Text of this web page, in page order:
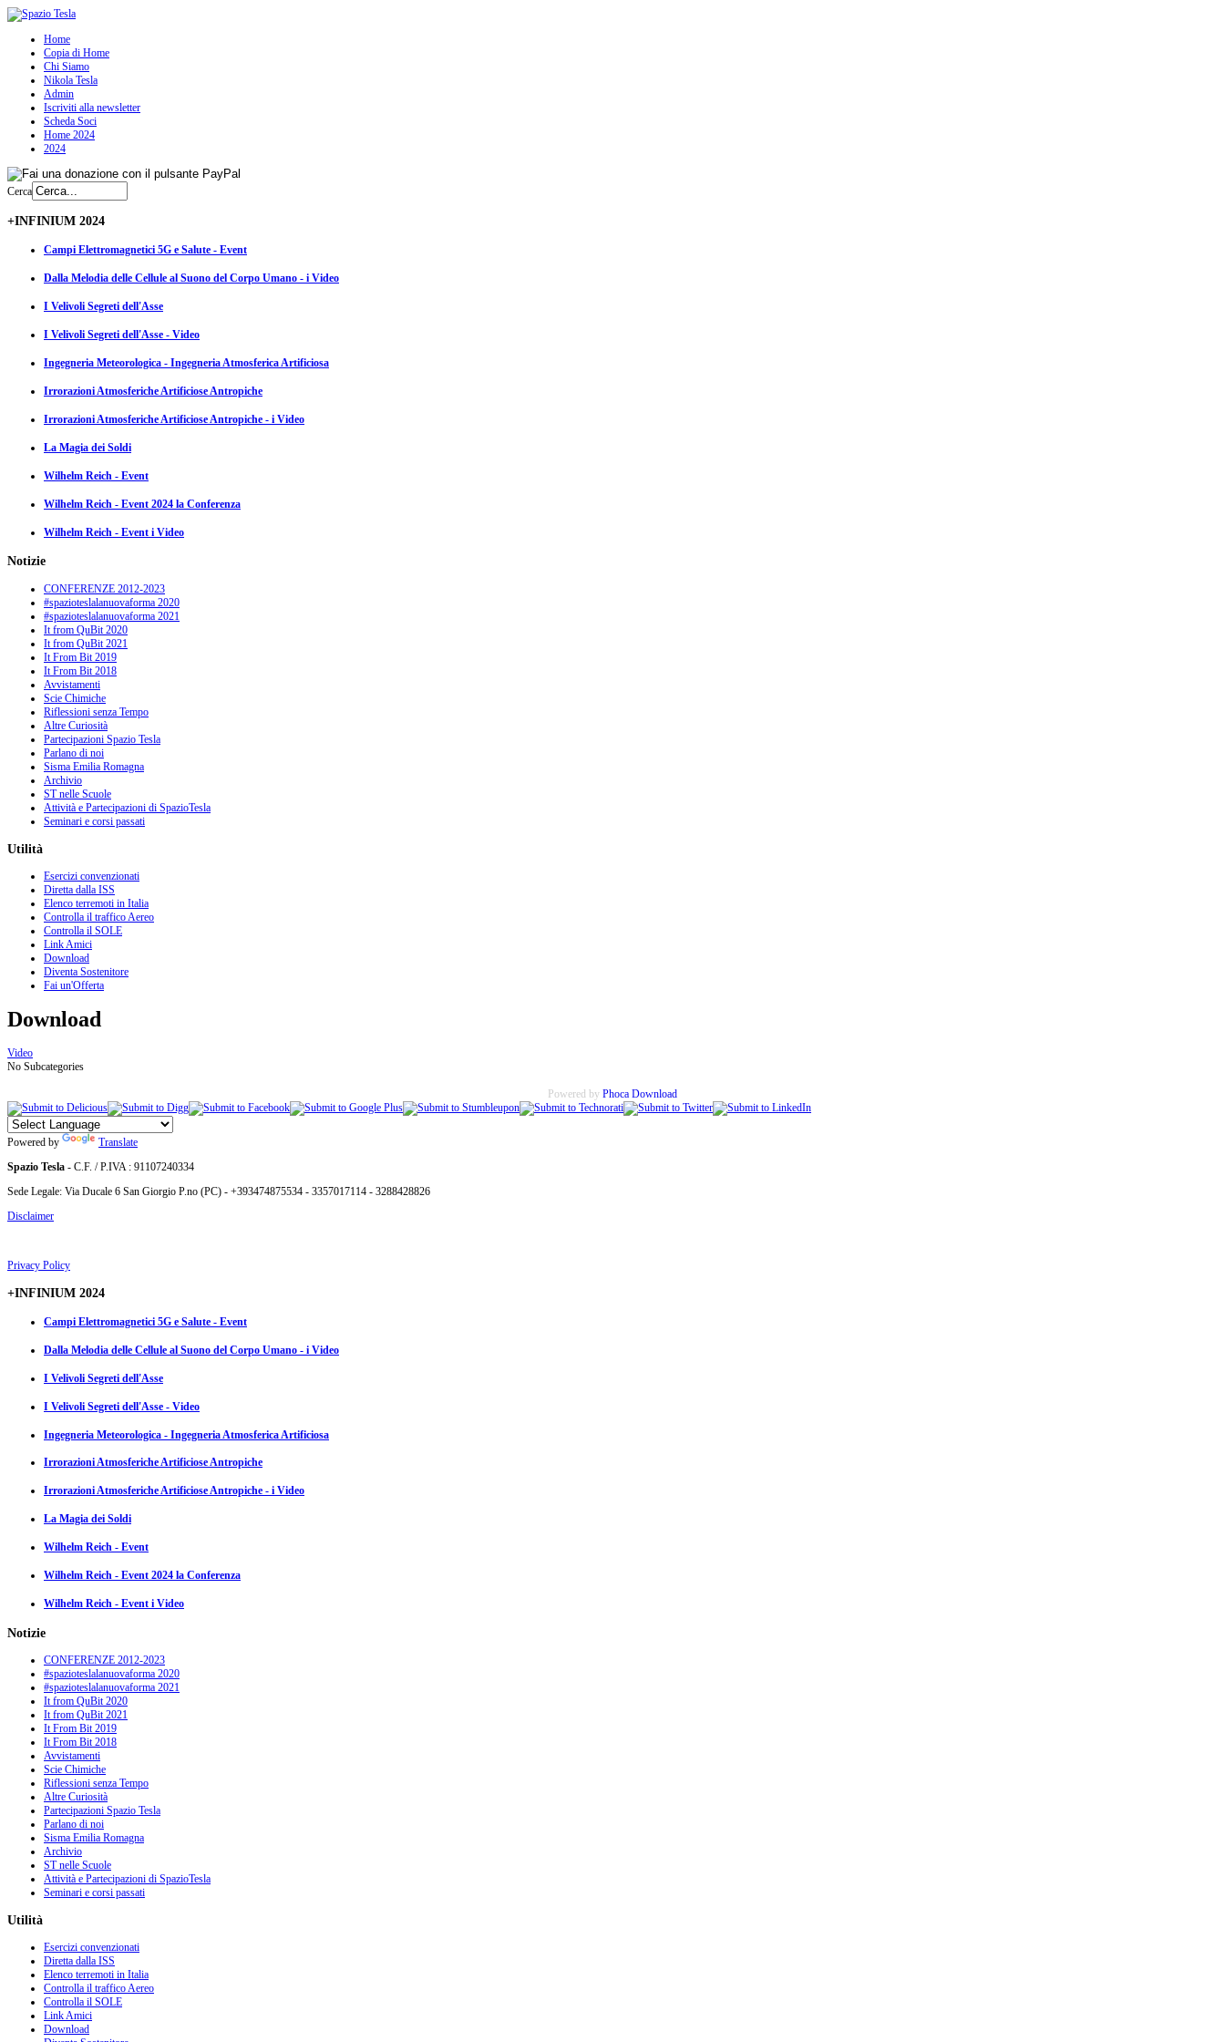
Home
Copia di Home
Chi Siamo
Nikola Tesla
Admin
Iscriviti alla newsletter
Scheda Soci
Home 2024
2024
Cerca
+INFINIUM 2024
Campi Elettromagnetici 5G e Salute - Event
Dalla Melodia delle Cellule al Suono del Corpo Umano - i Video
I Velivoli Segreti dell'Asse
I Velivoli Segreti dell'Asse - Video
Ingegneria Meteorologica - Ingegneria Atmosferica Artificiosa
Irrorazioni Atmosferiche Artificiose Antropiche
Irrorazioni Atmosferiche Artificiose Antropiche - i Video
La Magia dei Soldi
Wilhelm Reich - Event
Wilhelm Reich - Event 2024 la Conferenza
Wilhelm Reich - Event i Video
Notizie
CONFERENZE 2012-2023
#spazioteslalanuovaforma 2020
#spazioteslalanuovaforma 2021
It from QuBit 2020
It from QuBit 2021
It From Bit 2019
It From Bit 2018
Avvistamenti
Scie Chimiche
Riflessioni senza Tempo
Altre Curiosità
Partecipazioni Spazio Tesla
Parlano di noi
Sisma Emilia Romagna
Archivio
ST nelle Scuole
Attività e Partecipazioni di SpazioTesla
Seminari e corsi passati
Utilità
Esercizi convenzionati
Diretta dalla ISS
Elenco terremoti in Italia
Controlla il traffico Aereo
Controlla il SOLE
Link Amici
Download
Diventa Sostenitore
Fai un'Offerta
Download
Video
No Subcategories
Powered by Phoca Download
Powered by
Translate
Spazio Tesla - C.F. / P.IVA : 91107240334
Sede Legale: Via Ducale 6 San Giorgio P.no (PC) - +393474875534 - 3357017114 - 3288428826
Disclaimer
Privacy Policy
+INFINIUM 2024
Campi Elettromagnetici 5G e Salute - Event
Dalla Melodia delle Cellule al Suono del Corpo Umano - i Video
I Velivoli Segreti dell'Asse
I Velivoli Segreti dell'Asse - Video
Ingegneria Meteorologica - Ingegneria Atmosferica Artificiosa
Irrorazioni Atmosferiche Artificiose Antropiche
Irrorazioni Atmosferiche Artificiose Antropiche - i Video
La Magia dei Soldi
Wilhelm Reich - Event
Wilhelm Reich - Event 2024 la Conferenza
Wilhelm Reich - Event i Video
Notizie
CONFERENZE 2012-2023
#spazioteslalanuovaforma 2020
#spazioteslalanuovaforma 2021
It from QuBit 2020
It from QuBit 2021
It From Bit 2019
It From Bit 2018
Avvistamenti
Scie Chimiche
Riflessioni senza Tempo
Altre Curiosità
Partecipazioni Spazio Tesla
Parlano di noi
Sisma Emilia Romagna
Archivio
ST nelle Scuole
Attività e Partecipazioni di SpazioTesla
Seminari e corsi passati
Utilità
Esercizi convenzionati
Diretta dalla ISS
Elenco terremoti in Italia
Controlla il traffico Aereo
Controlla il SOLE
Link Amici
Download